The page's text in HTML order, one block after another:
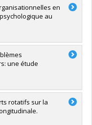
en
au
une étude
rotatifs sur la